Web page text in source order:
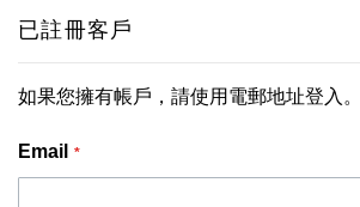
已註冊客戶
如果您擁有帳戶，請使用電郵地址登入。
Email